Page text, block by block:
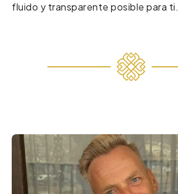
fluido y transparente posible para ti.